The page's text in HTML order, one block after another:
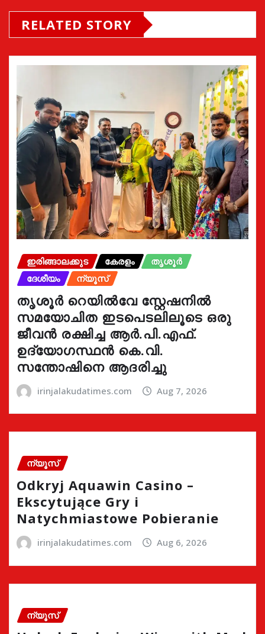
RELATED STORY
ഇരിങ്ങാലക്കുട കേരളം
തൃശൂർ
ദേശീയം
ന്യൂസ്
തൃശൂർ റെയിൽവേ സ്റ്റേഷനിൽ
സമയോചിത ഇടപെടലിലൂടെ ഒരു
ജീവൻ രക്ഷിച്ച ആർ.പി.എഫ്.
ഉദ്യോഗസ്ഥൻ കെ.വി.
സന്തോഷിനെ ആദരിച്ചു
irinjalakudatimes.com Aug 7, 2026
ന്യൂസ്
Odkryj Aquawin Casino –
Ekscytujące Gry i
Natychmiastowe Pobieranie
irinjalakudatimes.com Aug 6, 2026
ന്യൂസ്